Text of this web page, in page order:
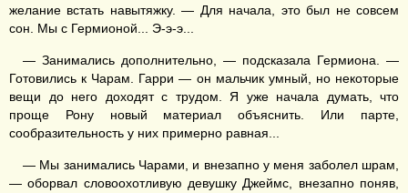
желание встать навытяжку. — Для начала, это был не совсем
сон. Мы с Гермионой... Э-э-э...
— Занимались дополнительно, — подсказала Гермиона. —
Готовились к Чарам. Гарри — он мальчик умный, но некоторые
вещи до него доходят с трудом. Я уже начала думать, что
проще Рону новый материал объяснить. Или парте,
сообразительность у них примерно равная...
— Мы занимались Чарами, и внезапно у меня заболел шрам,
— оборвал словоохотливую девушку Джеймс, внезапно поняв,